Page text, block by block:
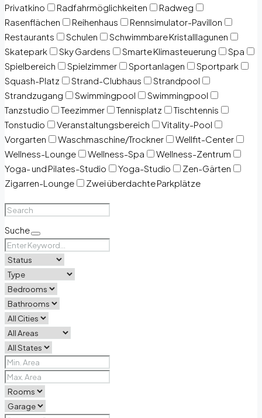
Privatkino Radfahrmöglichkeiten
Radweg
Rasenflächen
Reihenhaus
Rennsimulator-Pavillon
Restaurants
Schulen
Schwimmbare Kristalllagunen
Skatepark
Sky Gardens Smarte Klimasteuerung
Spa
Spielbereich
Spielzimmer Sportanlagen
Sportpark
Squash-Platz
Strand-Clubhaus
Strandpool
Strandzugang
Swimmingpool
Swimmingpool
Tanzstudio
Teezimmer Tennisplatz
Tischtennis
Tonstudio
Veranstaltungsbereich
Vitality-Pool
Vorgarten
Waschmaschine/Trockner
Wellfit-Center
Wellness-Lounge
Wellness-Spa
Wellness-Zentrum
Yoga- und Pilates-Studio
Yoga-Studio
Zen-Gärten
Zigarren-Lounge
Zwei überdachte Parkplätze
Suche